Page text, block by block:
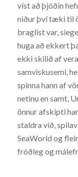
víst að þjóðin
niður því tæki til
braglist var,
huga að ekkert
ekki skilið af
samviskusemi,
spinna hann af
netinu en samt,
önnur afskipti
staldra við,
SeaWorld og
fróðleg og